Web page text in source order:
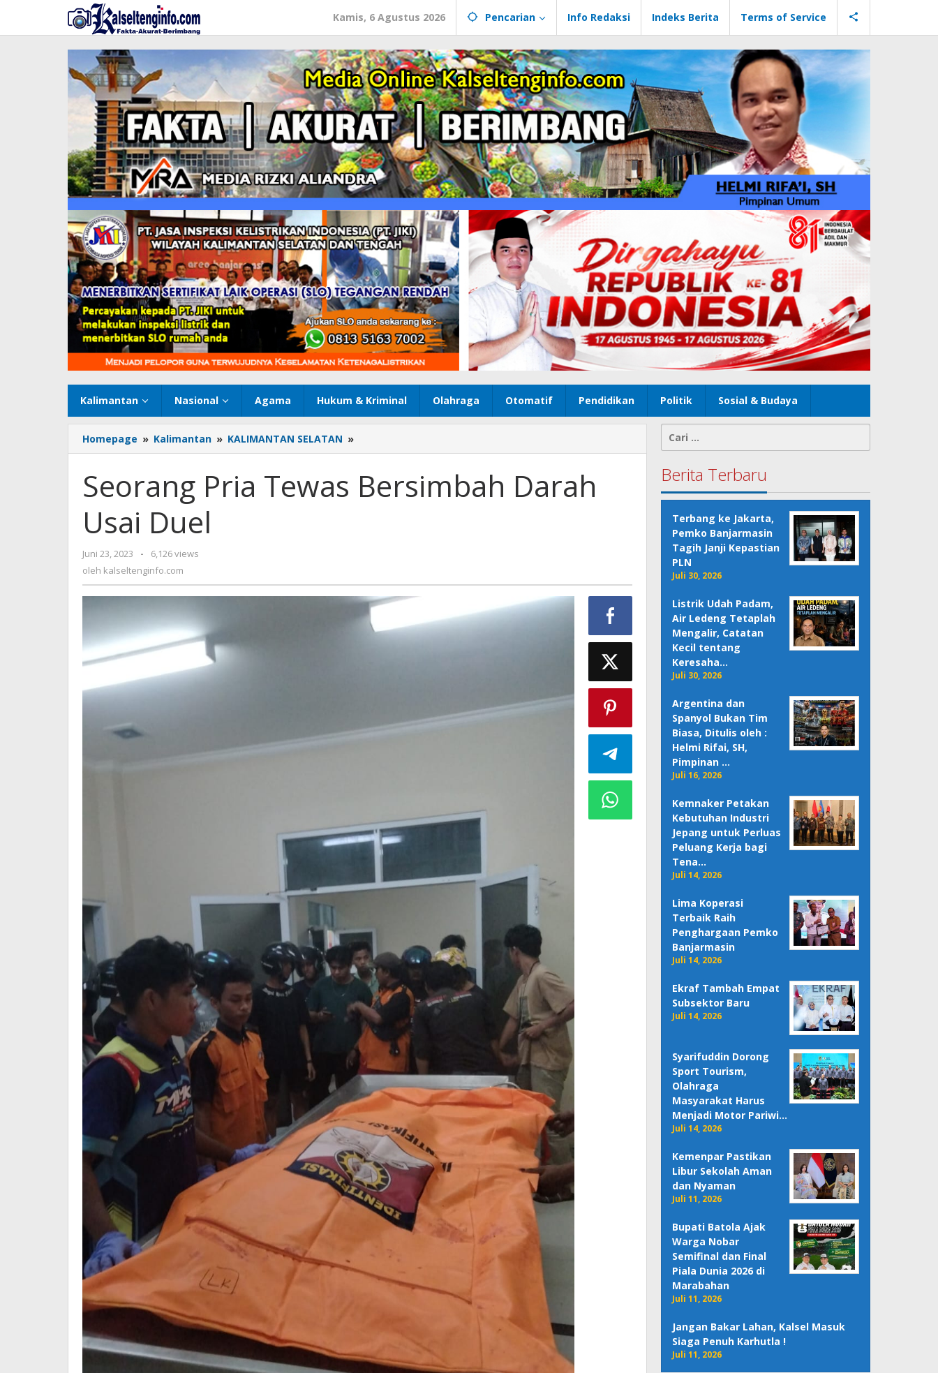
konten
Kamis, 6 Agustus 2026 Pencarian Info Redaksi Indeks Berita Terms of Service
Kalimantan Nasional Agama Hukum & Kriminal Olahraga Otomatif Pendidikan Politik Sosial & Budaya
Homepage » Kalimantan » KALIMANTAN SELATAN »
Pria
Bersimbah
Darah
Seorang Pria Tewas Bersimbah Darah
Usai Duel
Juni 23, 2023
oleh
kalseltenginfo.com
-
6,126 views
oleh kalseltenginfo.com
untuk:
Berita Terbaru
Terbang ke Jakarta,
Pemko Banjarmasin
Tagih Janji Kepastian
PLN
Juli 30, 2026
Listrik Udah Padam,
Air Ledeng Tetaplah
Mengalir, Catatan
Kecil tentang
Keresaha…
Juli 30, 2026
Argentina dan
Spanyol Bukan Tim
Biasa, Ditulis oleh :
Helmi Rifai, SH,
Pimpinan …
Juli 16, 2026
Kemnaker Petakan
Kebutuhan Industri
Jepang untuk Perluas
Peluang Kerja bagi
Tena…
Juli 14, 2026
Lima Koperasi
Terbaik Raih
Penghargaan Pemko
Banjarmasin
Juli 14, 2026
Ekraf Tambah Empat
Subsektor Baru
Juli 14, 2026
Syarifuddin Dorong
Sport Tourism,
Olahraga
Masyarakat Harus
Menjadi Motor Pariwi…
Juli 14, 2026
Kemenpar Pastikan
Libur Sekolah Aman
dan Nyaman
Juli 11, 2026
Bupati Batola Ajak
Warga Nobar
Semifinal dan Final
Piala Dunia 2026 di
Marabahan
Juli 11, 2026
Jangan Bakar Lahan, Kalsel Masuk
Siaga Penuh Karhutla !
Juli 11, 2026